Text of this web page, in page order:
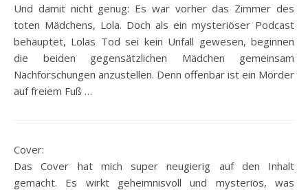
Und damit nicht genug: Es war vorher das Zimmer des
toten Mädchens, Lola. Doch als ein mysteriöser Podcast
behauptet, Lolas Tod sei kein Unfall gewesen, beginnen
die beiden gegensätzlichen Mädchen gemeinsam
Nachforschungen anzustellen. Denn offenbar ist ein Mörder
auf freiem Fuß …
Cover:
Das Cover hat mich super neugierig auf den Inhalt
gemacht. Es wirkt geheimnisvoll und mysteriös, was